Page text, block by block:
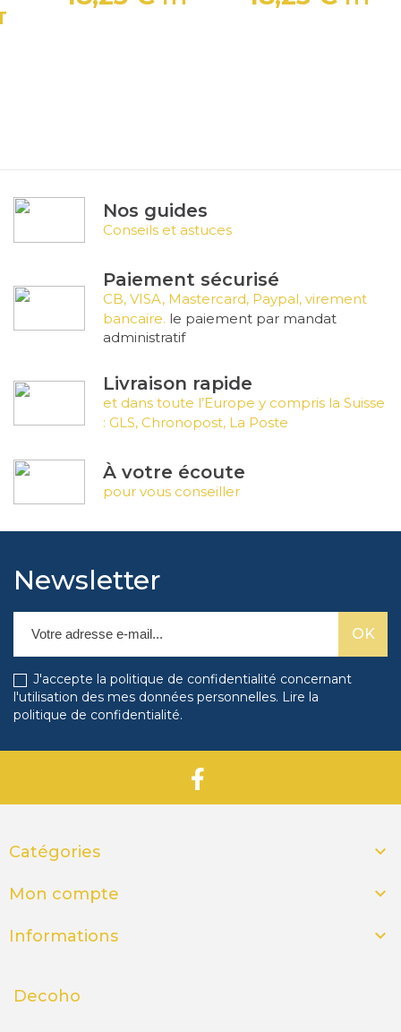
Prix Prix
Nos guides
Conseils et astuces
Paiement sécurisé
CB, VISA, Mastercard, Paypal, virement
bancaire. le paiement par mandat
administratif
Livraison rapide
et dans toute l’Europe y compris la Suisse
: GLS, Chronopost, La Poste
À votre écoute
pour vous conseiller
Newsletter
J'accepte la politique de confidentialité concernant
l'utilisation des mes données personnelles. Lire la
politique de confidentialité.
Catégories 
Mon compte 
Informations 
Decoho